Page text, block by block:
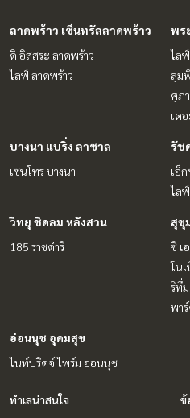
ลาดพร้าว เซ็นทรัลลาดพร้าว
ดิ อิสสระ ลาดพร้าว
ไลฟ์ ลาดพร้าว
พร
ไล
ลุม
ศุภ
เด
บางนา แบริ่ง ลาซาล
เซนโทร บางนา
รัช
เอ็
ไล
วิทยุ ชิดลม หลังสวน
185 ราชดำริ
สุขุ
ซี เ
โน
ริทึ่
พา
อ่อนนุช อุดมสุข
ไนท์บริดจ์ ไพร์ม อ่อนนุช
ทำเลน่าสนใจ
ข้